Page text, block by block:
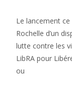
Le lancement ce
Rochelle d’un
lutte contre les
LibRA pour
ou